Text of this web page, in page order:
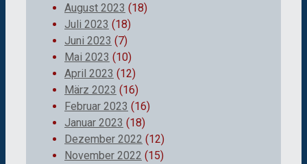
August 2023 (18)
Juli 2023 (18)
Juni 2023 (7)
Mai 2023 (10)
April 2023 (12)
März 2023 (16)
Februar 2023 (16)
Januar 2023 (18)
Dezember 2022 (12)
November 2022 (15)